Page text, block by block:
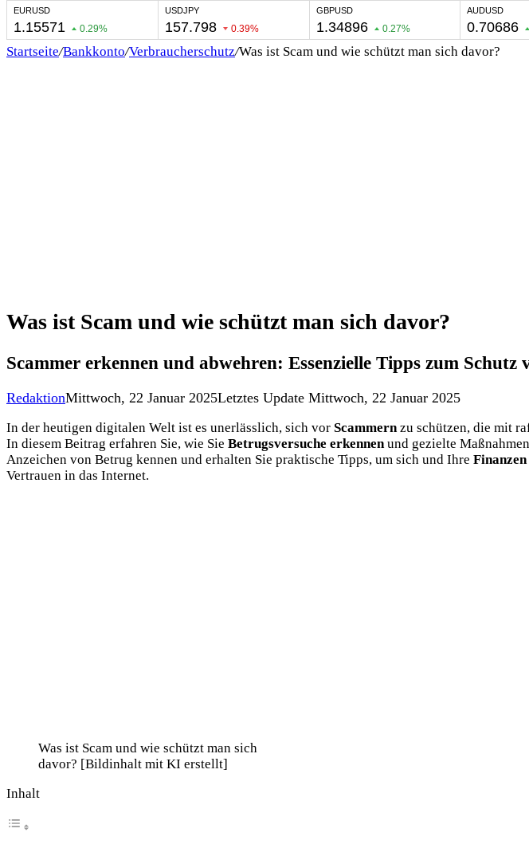
Startseite/Bankkonto/Verbraucherschutz/Was ist Scam und wie schützt man sich davor?
Was ist Scam und wie schützt man sich davor?
Scammer erkennen und abwehren: Essenzielle Tipps zum Schutz
RedaktionMittwoch, 22 Januar 2025Letztes Update Mittwoch, 22 Januar 2025
In der heutigen digitalen Welt ist es unerlässlich, sich vor Scammern zu schützen, die mit
In diesem Beitrag erfahren Sie, wie Sie Betrugsversuche erkennen und gezielte
Anzeichen von Betrug kennen und erhalten Sie praktische Tipps, um sich und Ihre Finanzen
Vertrauen in das Internet.
Was ist Scam und wie schützt man sich
davor? [Bildinhalt mit KI erstellt]
Inhalt